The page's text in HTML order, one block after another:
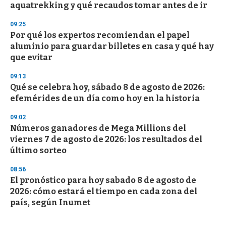
aquatrekking y qué recaudos tomar antes de ir
09:25
Por qué los expertos recomiendan el papel
aluminio para guardar billetes en casa y qué hay
que evitar
09:13
Qué se celebra hoy, sábado 8 de agosto de 2026:
efemérides de un día como hoy en la historia
09:02
Números ganadores de Mega Millions del
viernes 7 de agosto de 2026: los resultados del
último sorteo
08:56
El pronóstico para hoy sabado 8 de agosto de
2026: cómo estará el tiempo en cada zona del
país, según Inumet